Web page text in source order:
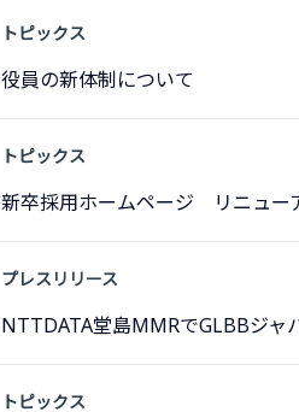
トピックス
役員の新体制について
トピックス
新卒採用ホームページ リニュー
プレスリリース
NTTDATA堂島MMRでGLBBジャ
トピックス